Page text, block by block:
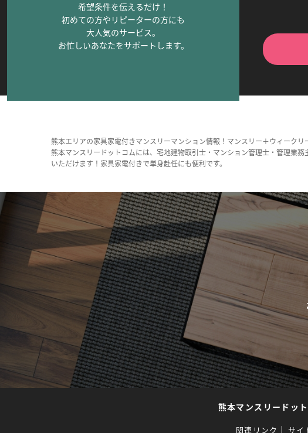
希望条件を伝えるだけ！
初めての方やリピーターの方にも
大人気のサービス。
お忙しいあなたをサポートします。
熊本エリアの家具家電付きマンスリーマンション情報！マンスリー＋ウィーク
熊本マンスリードットコムには、宅地建物取引士・マンション管理士・管理業
いただけます！家具家電付きで単身赴任にも便利です。
熊本マンスリードッ
関連リンク サイ